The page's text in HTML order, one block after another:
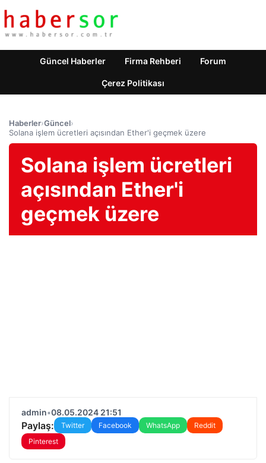
Güncel Haberler Firma Rehberi Forum
Çerez Politikası
Haberler›Güncel›
Solana işlem ücretleri açısından Ether'i geçmek üzere
Solana işlem ücretleri
açısından Ether'i
geçmek üzere
admin•08.05.2024 21:51
Paylaş: Twitter Facebook WhatsApp
Reddit
Pinterest